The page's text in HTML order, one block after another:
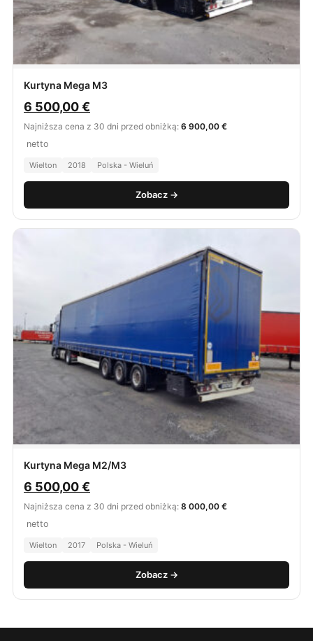
Kurtyna Mega M3
6 500,00€
Najniższa cena z 30 dni przed obniżką: 6 900,00 €
netto
Wielton 2018 Polska - Wieluń
Zobacz →
Kurtyna Mega M2/M3
6 500,00€
Najniższa cena z 30 dni przed obniżką: 8 000,00 €
netto
Wielton 2017 Polska - Wieluń
Zobacz →